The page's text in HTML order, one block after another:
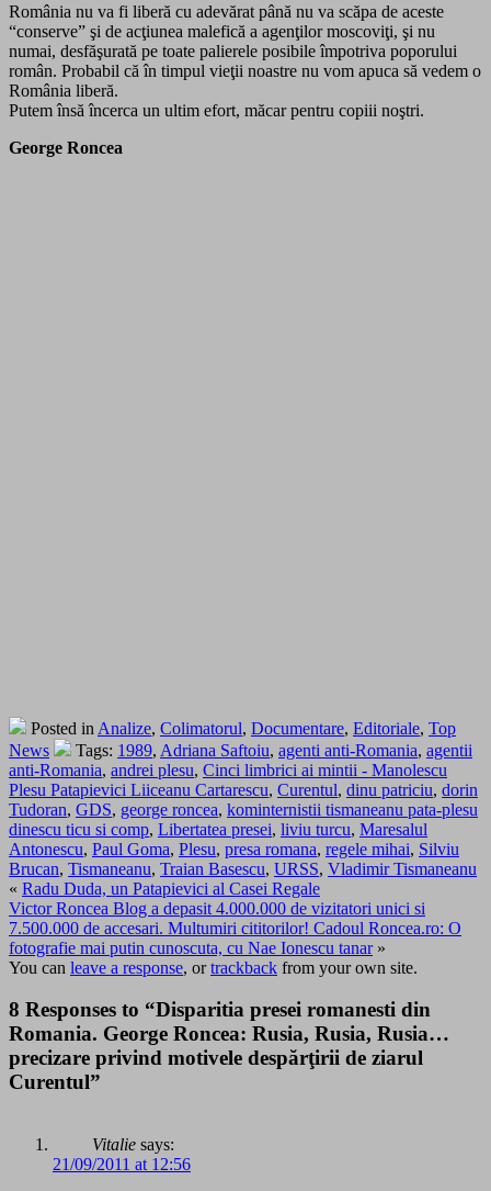
România nu va fi liberă cu adevărat până nu va scăpa de aceste
“conserve” şi de acţiunea malefică a agenţilor moscoviţi, şi nu
numai, desfăşurată pe toate palierele posibile împotriva poporului
român. Probabil că în timpul vieţii noastre nu vom apuca să vedem o
România liberă.
Putem însă încerca un ultim efort, măcar pentru copiii noştri.
George Roncea
Posted in Analize, Colimatorul, Documentare, Editoriale, Top
News
Tags: 1989, Adriana Saftoiu, agenti anti-Romania, agentii
anti-Romania, andrei plesu, Cinci limbrici ai mintii - Manolescu
Plesu Patapievici Liiceanu Cartarescu, Curentul, dinu patriciu, dorin
Tudoran, GDS, george roncea, kominternistii tismaneanu pata-plesu
dinescu ticu si comp, Libertatea presei, liviu turcu, Maresalul
Antonescu, Paul Goma, Plesu, presa romana, regele mihai, Silviu
Brucan, Tismaneanu, Traian Basescu, URSS, Vladimir Tismaneanu
« Radu Duda, un Patapievici al Casei Regale
Victor Roncea Blog a depasit 4.000.000 de vizitatori unici si
7.500.000 de accesari. Multumiri cititorilor! Cadoul Roncea.ro: O
fotografie mai putin cunoscuta, cu Nae Ionescu tanar»
You can leave a response, ortrackback from your own site.
8 Responses to “Disparitia presei romanesti din
Romania. George Roncea: Rusia, Rusia, Rusia…
precizare privind motivele despărţirii de ziarul
Curentul”
Vitalie says:
21/09/2011 at 12:56